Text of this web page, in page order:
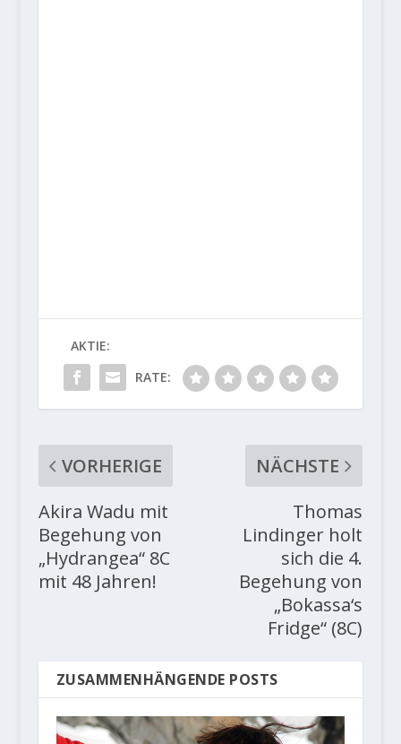
AKTIE:
RATE:
VORHERIGE
Akira Wadu mit
Begehung von
„Hydrangea“ 8C
mit 48 Jahren!
NÄCHSTE
Thomas
Lindinger holt
sich die 4.
Begehung von
„Bokassa‘s
Fridge“ (8C)
ZUSAMMENHÄNGENDE POSTS